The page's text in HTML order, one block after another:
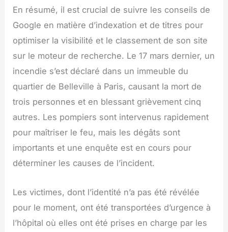
En résumé, il est crucial de suivre les conseils de
Google en matière d’indexation et de titres pour
optimiser la visibilité et le classement de son site
sur le moteur de recherche. Le 17 mars dernier, un
incendie s’est déclaré dans un immeuble du
quartier de Belleville à Paris, causant la mort de
trois personnes et en blessant grièvement cinq
autres. Les pompiers sont intervenus rapidement
pour maîtriser le feu, mais les dégâts sont
importants et une enquête est en cours pour
déterminer les causes de l’incident.
Les victimes, dont l’identité n’a pas été révélée
pour le moment, ont été transportées d’urgence à
l’hôpital où elles ont été prises en charge par les